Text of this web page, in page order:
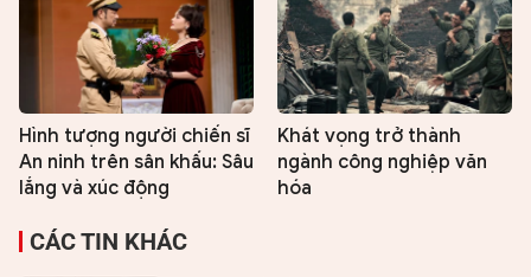
Hình tượng người chiến sĩ
An ninh trên sân khấu: Sâu
lắng và xúc động
Khát vọng trở thành
ngành công nghiệp văn
hóa
CÁC TIN KHÁC